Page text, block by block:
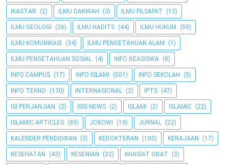
IKASTAR (2) ILMU DAKWAH (3) ILMU FILSAFAT (13)
ILMU GEOLOGI (26) ILMU HADITS (44) ILMU HUKUM (59)
ILMU KOMUNIKASI (34) ILMU PENGETAHUAN ALAM (1)
ILMU PENGETAHUAN SOSIAL (4) INFO BEASISWA (8)
INFO CAMPUS (17) INFO ISLAMI (501) INFO SEKOLAH (5)
INFO TEKNO (130) INTERNASIONAL (2) IPTS (47)
ISI PERJANJIAN (2) ISIS NEWS (2) ISLAMI (2) ISLAMIC (22)
ISLAMIC ARTICLES (89) JOKOWI (10) JURNAL (22)
KALENDER PENDIDIKAN (3) KEDOKTERAN (100) KERAJAAN (17)
KESEHATAN (43) KESENIAN (22) KHASIAT OBAT (3)